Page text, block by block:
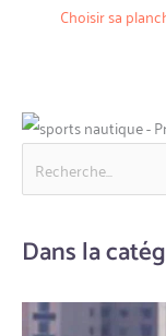
Choisir sa
Dans la